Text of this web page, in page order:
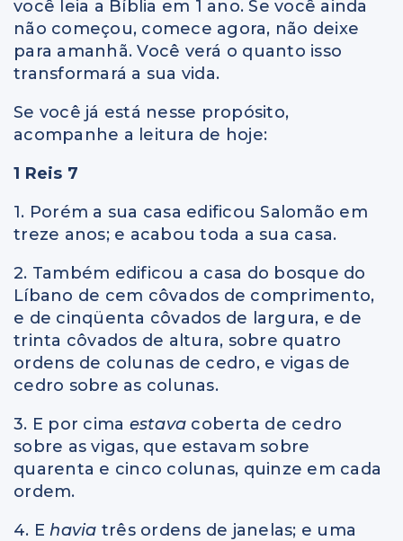
você leia a Bíblia em 1 ano. Se você ainda
não começou, comece agora, não deixe
para amanhã. Você verá o quanto isso
transformará a sua vida.
Se você já está nesse propósito,
acompanhe a leitura de hoje:
1 Reis 7
1. Porém a sua casa edificou Salomão em
treze anos; e acabou toda a sua casa.
2. Também edificou a casa do bosque do
Líbano de cem côvados de comprimento,
e de cinqüenta côvados de largura, e de
trinta côvados de altura, sobre quatro
ordens de colunas de cedro, e vigas de
cedro sobre as colunas.
3. E por cima estava coberta de cedro
sobre as vigas, que estavam sobre
quarenta e cinco colunas, quinze em cada
ordem.
4. Ehavia três ordens de janelas; e uma